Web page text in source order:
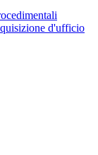
d'ufficio